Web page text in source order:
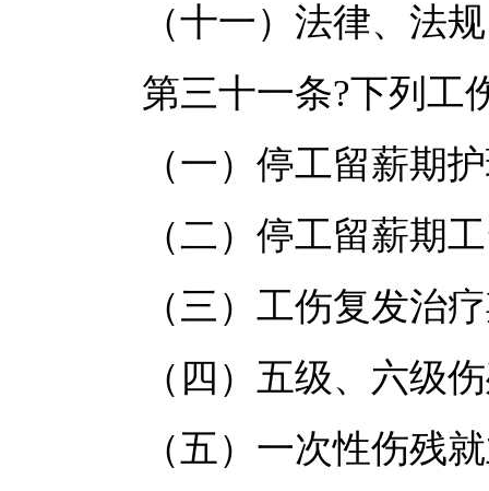
（十一）法律、法规
第三十一条?下列工
（一）停工留薪期护
（二）停工留薪期工
（三）工伤复发治疗
（四）五级、六级伤
（五）一次性伤残就